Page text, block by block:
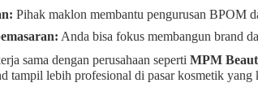
Pihak maklon membantu pengurusan BPOM
Anda bisa fokus membangun brand
sama dengan perusahaan seperti MPM
tampil lebih profesional di pasar kosmetik yang